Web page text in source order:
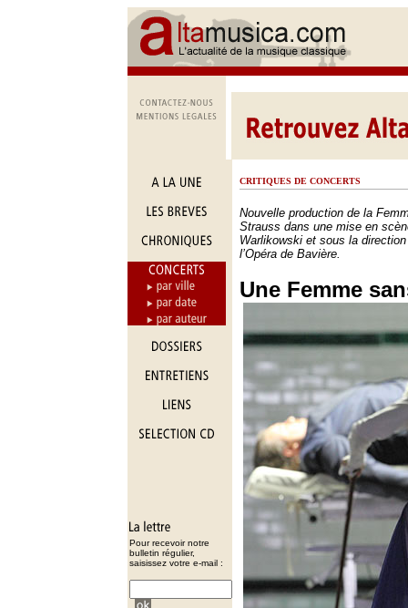
Pour recevoir notre
bulletin régulier,
saisissez votre e-mail :
CRITIQUES DE CONCERTS
Nouvelle production de la
Strauss dans une mise en
Warlikowski et sous la
l’Opéra de Bavière.
Une Femme